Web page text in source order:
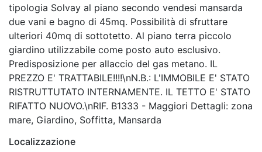
tipologia Solvay al piano secondo vendesi mansarda
due vani e bagno di 45mq. Possibilità di sfruttare
ulteriori 40mq di sottotetto. Al piano terra piccolo
giardino utilizzabile come posto auto esclusivo.
Predisposizione per allaccio del gas metano. IL
PREZZO E' TRATTABILE!!!!\nN.B.: L'IMMOBILE E' STATO
RISTRUTTUTATO INTERNAMENTE. IL TETTO E' STATO
RIFATTO NUOVO.\nRIF. B1333 - Maggiori Dettagli: zona
mare, Giardino, Soffitta, Mansarda
Localizzazione